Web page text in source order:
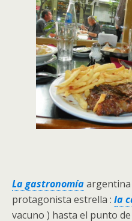
La gastronomía
protagonista estrella : la
vacuno ) hasta el punto